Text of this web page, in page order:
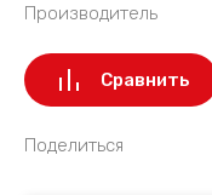
Производитель
Сравнить
Поделиться